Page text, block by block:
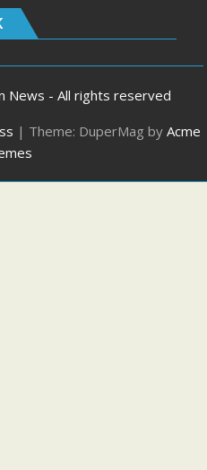
News - All rights reserved
| Theme: DuperMag by Acme